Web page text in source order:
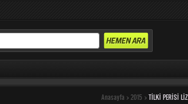
Anasayfa > 2015 > TILKI PERISI